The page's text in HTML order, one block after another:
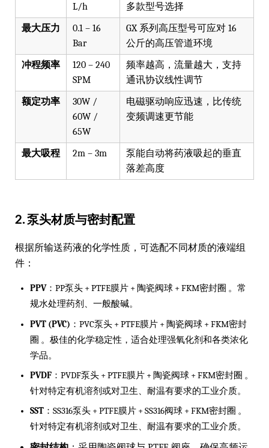
L/h
多款型号选择
最大压力
0.1 – 16
Bar
GX 系列高压型号可应对 16
公斤的高压管道环境
冲程频率
120 – 240
SPM
频率越高，流量越大，支持
通讯协议线性调节
额定功率
30W /
60W /
65W
电磁驱动响应迅速，比传统
变频调速更节能
最大吸程 2m – 3m
泵能自动将药液吸起的垂直
落差高度
2. 泵头材质与密封配置
根据所输送药液的化学性质，可选配不同材质的液端组
件：
PPV：PP泵头 + PTFE膜片 + 陶瓷阀球 + FKM密封圈 。常
规水处理药剂、一般酸碱。
PVT (PVC) ：PVC泵头 + PTFE膜片 + 陶瓷阀球 + FKM密封
圈 。极佳的化学稳定性，适合处理强氧化剂和各类浓化
学品。
PVDF ：PVDF泵头 + PTFE膜片 + 陶瓷阀球 + FKM密封圈 。
针对特定有机溶剂或对卫生、耐温有要求的工业介质。
SST ：SS316泵头 + PTFE膜片 + SS316阀球 + FKM密封圈 。
针对特定有机溶剂或对卫生、耐温有要求的工业介质。